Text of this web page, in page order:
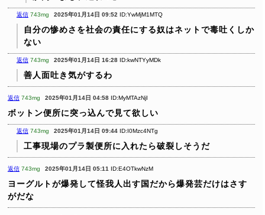
返信 743mg 2025年01月14日 09:52 ID:YwMjM1MTQ
自分の惨めさを社会の責任にする奴はネットで毒吐くしか
ない
返信 743mg 2025年01月14日 16:28 ID:kwNTYyMDk
善人面吐き気がするわ
返信 743mg 2025年01月14日 04:58 ID:MyMTAzNjI
ボットン便所に突っ込んで見て欲しい
返信 743mg 2025年01月14日 09:44 ID:I0Mzc4NTg
工事現場のプラ製便所に入れたら破裂しそうだ
返信 743mg 2025年01月14日 05:11 ID:E4OTkwNzM
ヨーグルトが爆発して怪我人出す国だから爆発芸だけはさす
がだな